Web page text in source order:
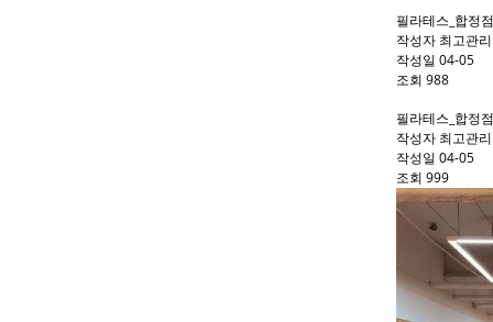
필라테스_합정
작성자 최고관
작성일 04-05
조회 988
필라테스_합정
작성자 최고관
작성일 04-05
조회 999